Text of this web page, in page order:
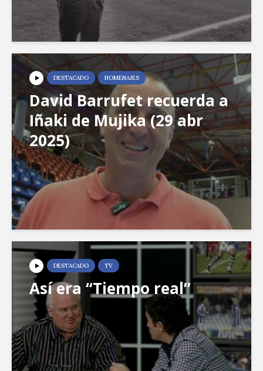
DESTACADO HOMENAJES
David Barrufet recuerda a
Iñaki de Mujika (29 abr
2025)
DESTACADO TV
Así era “Tiempo real”